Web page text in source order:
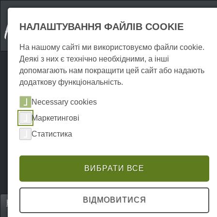
Home
Готелі та гостьові будинки
P0035UH00025
НАЛАШТУВАННЯ ФАЙЛІВ COOKIE
На нашому сайті ми використовуємо файли cookie.
Деякі з них є технічно необхідними, а інші
допомагають нам покращити цей сайт або надають
додаткову функціональність.
Necessary cookies
Маркетингові
Статистика
ВИБРАТИ ВСЕ
ВІДМОВИТИСЯ